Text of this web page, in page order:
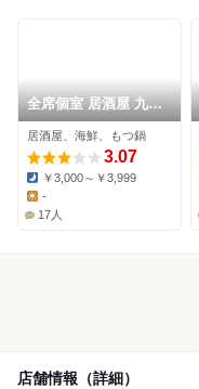
全席個室 居酒屋 九州
料理 かこみ庵 宮崎橘
通西店
居酒屋、海鮮、もつ鍋
3.07
Dinner:
￥3,000～￥3,999
Lunch:
-
17人
店舗情報（詳細）